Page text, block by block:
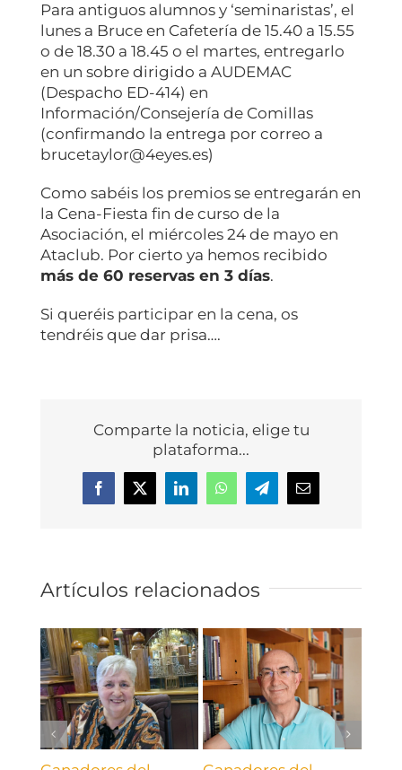
Para antiguos alumnos y ‘seminaristas’, el
lunes a Bruce en Cafetería de 15.40 a 15.55
o de 18.30 a 18.45 o el martes, entregarlo
en un sobre dirigido a AUDEMAC
(Despacho ED-414) en
Información/Consejería de Comillas
(confirmando la entrega por correo a
brucetaylor@4eyes.es)
Como sabéis los premios se entregarán en
la Cena-Fiesta fin de curso de la
Asociación, el miércoles 24 de mayo en
Ataclub. Por cierto ya hemos recibido
más de 60 reservas en 3 días.
Si queréis participar en la cena, os
tendréis que dar prisa….
Comparte la noticia, elige tu
plataforma...
Facebook
X LinkedInWhatsAppTelegramCorreo
electrónico
Artículos relacionados